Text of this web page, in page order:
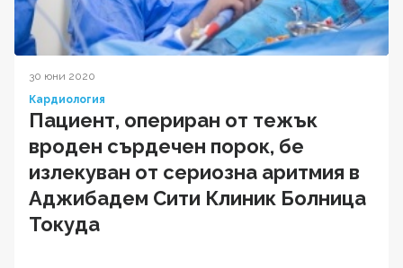
30 юни 2020
Кардиология
Пациент, опериран от тежък
вроден сърдечен порок, бе
излекуван от сериозна аритмия в
Аджибадем Сити Клиник Болница
Токуда